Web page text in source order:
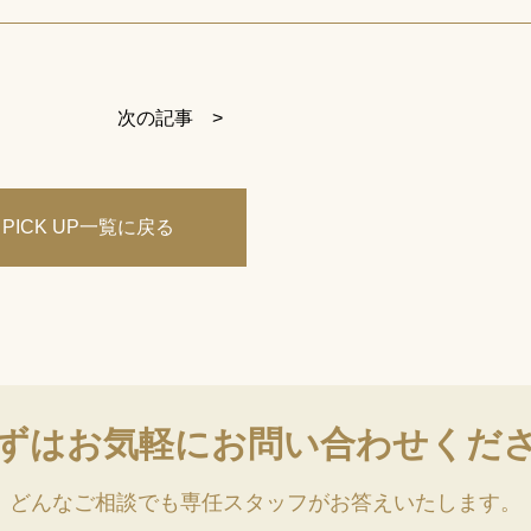
次の記事 >
UP一覧に戻る
はお気軽にお問い合わせくだ
どんなご相談でも専任スタッフがお答えいたします。